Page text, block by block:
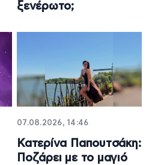
ξενέρωτο;
07.08.2026, 14:46
Κατερίνα Παπουτσάκη:
Ποζάρει με το μαγιό